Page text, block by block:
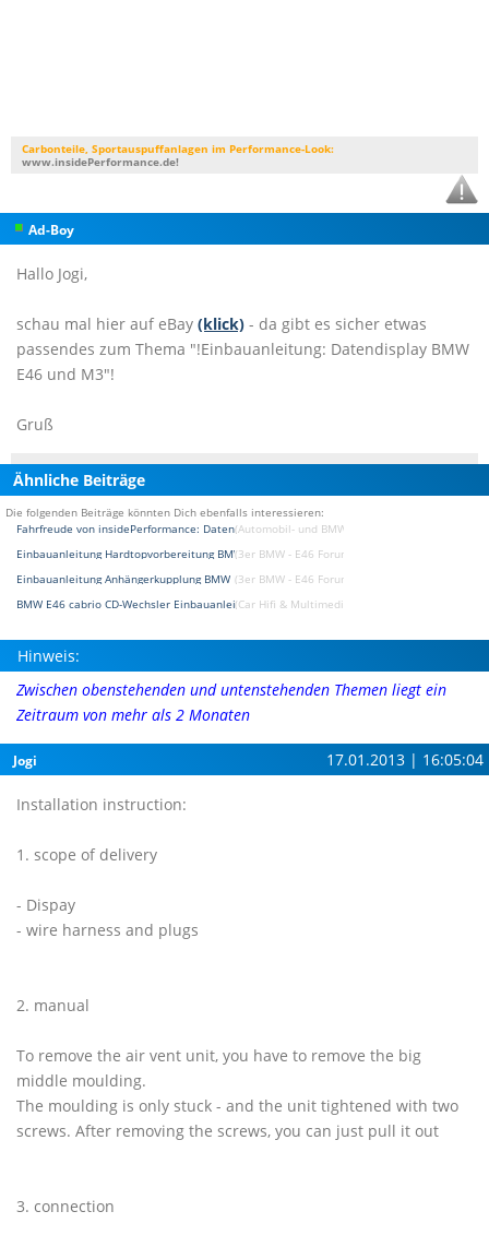
Carbonteile, Sportauspuffanlagen im Performance-Look:
www.insidePerformance.de!
Ad-Boy
Hallo Jogi,
schau mal hier auf eBay (klick) - da gibt es sicher etwas
passendes zum Thema "!Einbauanleitung: Datendisplay BMW
E46 und M3"!
Gruß
Ähnliche Beiträge
Die folgenden Beiträge könnten Dich ebenfalls interessieren:
Fahrfreude von insidePerformance: Datendisplay jetzt auch für den BMW X5/X6 und X5M/
(Automobil- und BMW News-Blog Forum)
Einbauanleitung Hardtopvorbereitung BMW e46(3er BMW - E46 Forum)
Einbauanleitung Anhängerkupplung BMW E46 Touring(3er BMW - E46 Forum)
BMW E46 cabrio CD-Wechsler Einbauanleitung(Car Hifi & Multimedia & Navigation Forum)
Hinweis:
Zwischen obenstehenden und untenstehenden Themen liegt ein
Zeitraum von mehr als 2 Monaten
Jogi 17.01.2013 | 16:05:04
Installation instruction:
1. scope of delivery
- Dispay
- wire harness and plugs
2. manual
To remove the air vent unit, you have to remove the big
middle moulding.
The moulding is only stuck - and the unit tightened with two
screws. After removing the screws, you can just pull it out
3. connection